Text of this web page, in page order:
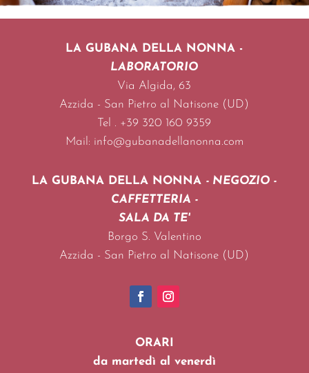
LA GUBANA DELLA NONNA -
LABORATORIO
Via Algida, 63
Azzida - San Pietro al Natisone (UD)
Tel . +39 320 160 9359
Mail: info@gubanadellanonna.com
LA GUBANA DELLA NONNA - NEGOZIO -
CAFFETTERIA -
SALA DA TE'
Borgo S. Valentino
Azzida - San Pietro al Natisone (UD)
ORARI
da martedì al venerdì